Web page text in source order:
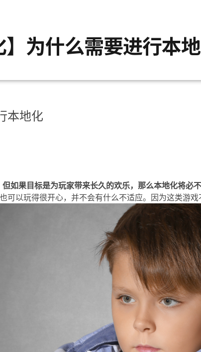
】为什么需要进行本
本地化
如果目标是为玩家带来长久的欢乐，那么本地化将必
可以玩得很开心，并不会有什么不适应。因为这类游